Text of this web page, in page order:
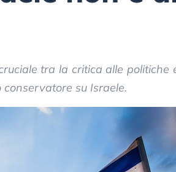
tra la critica alle politiche
su Israele.